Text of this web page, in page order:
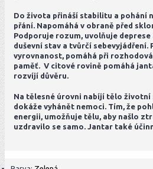
Do života přináší stabilitu a pohání
přání. Napomáhá v obraně před
Podporuje rozum, uvolňuje
duševní stav a tvůrčí sebevyjádření.
vyrovnanost, pomáhá při
paměť. V citové rovině pomáhá
rozvíjí důvěru.
Na tělesné úrovni nabíjí tělo životní
dokáže vyhánět nemoci. Tím, že
energii, umožňuje tělu, aby našlo
uzdravilo se samo. Jantar také